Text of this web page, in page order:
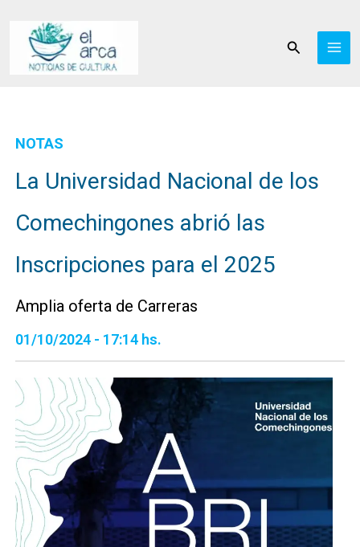
contenido
Buscar
NOTAS
La Universidad Nacional de los
Comechingones abrió las
Inscripciones para el 2025
Amplia oferta de Carreras
01/10/2024 - 17:14 hs.